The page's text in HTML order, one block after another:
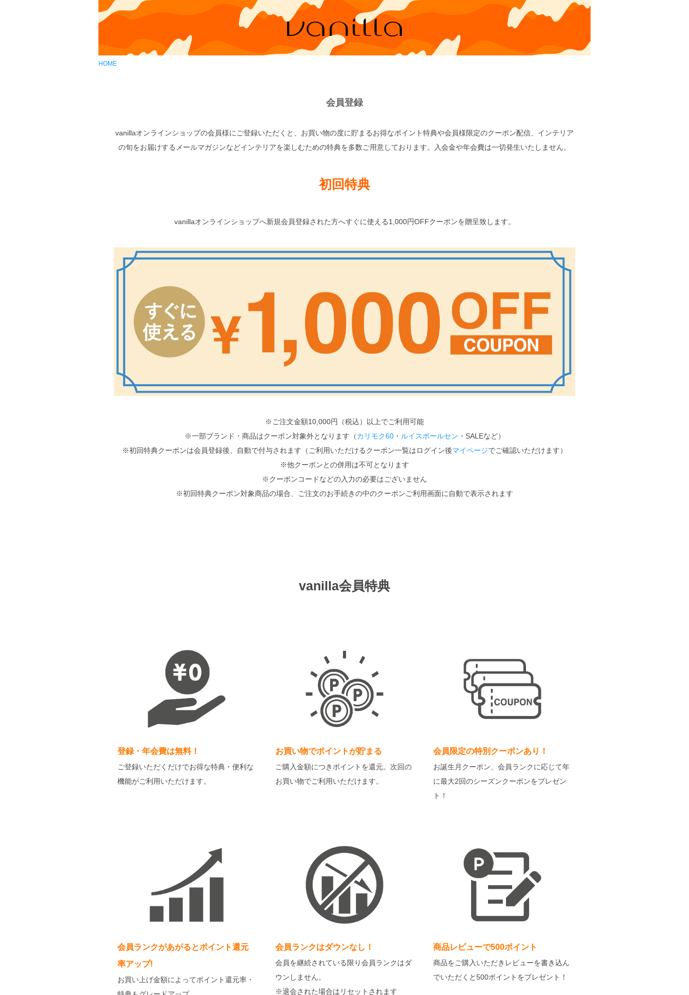
HOME
会員登録
vanillaオンラインショップの会員様にご登録いただくと、お買い物の度に貯まるお得なポイント特典や会員様限定のクーポン配信、インテリア
の旬をお届けするメールマガジンなどインテリアを楽しむための特典を多数ご用意しております。入会金や年会費は一切発生いたしません。
初回特典
vanillaオンラインショップへ新規会員登録された方へすぐに使える1,000円OFFクーポンを贈呈致します。
※ご注文金額10,000円（税込）以上でご利用可能
※一部ブランド・商品はクーポン対象外となります（カリモク60・ ルイスポールセン ・SALEなど）
※初回特典クーポンは会員登録後、自動で付与されます（ご利用いただけるクーポン一覧はログイン後マイページでご確認いただけます）
※他クーポンとの併用は不可となります
※クーポンコードなどの入力の必要はございません
※初回特典クーポン対象商品の場合、ご注文のお手続きの中のクーポンご利用画面に自動で表示されます
vanilla会員特典
登録・年会費は無料！
ご登録いただくだけでお得な特典・便利な
機能がご利用いただけます。
お買い物でポイントが貯まる
ご購入金額につきポイントを還元。次回の
お買い物でご利用いただけます。
会員限定の特別クーポンあり！
お誕生月クーポン、会員ランクに応じて年
に最大2回のシーズンクーポンをプレゼン
ト！
会員ランクがあがるとポイント還元
率アップ!
お買い上げ金額によってポイント還元率・
会員ランクはダウンなし！
会員を継続されている限り会員ランクはダ
ウンしません。
※退会された場合はリセットされます
商品レビューで500ポイント
商品をご購入いただきレビューを書き込ん
でいただくと500ポイントをプレゼント！